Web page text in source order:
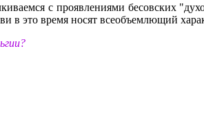
с проявлениями бесовских
в это время носят всеобъемлющий